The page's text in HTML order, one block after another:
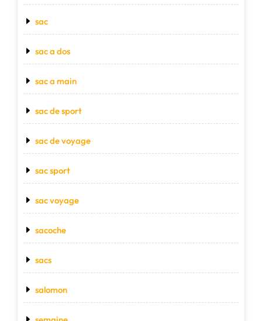
sac
sac a dos
sac a main
sac de sport
sac de voyage
sac sport
sac voyage
sacoche
sacs
salomon